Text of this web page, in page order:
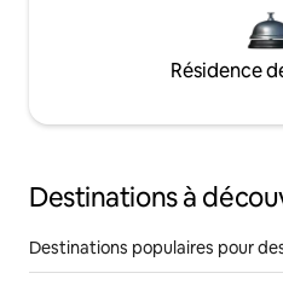
Résidence
Destinations à
Destinations populaires pour